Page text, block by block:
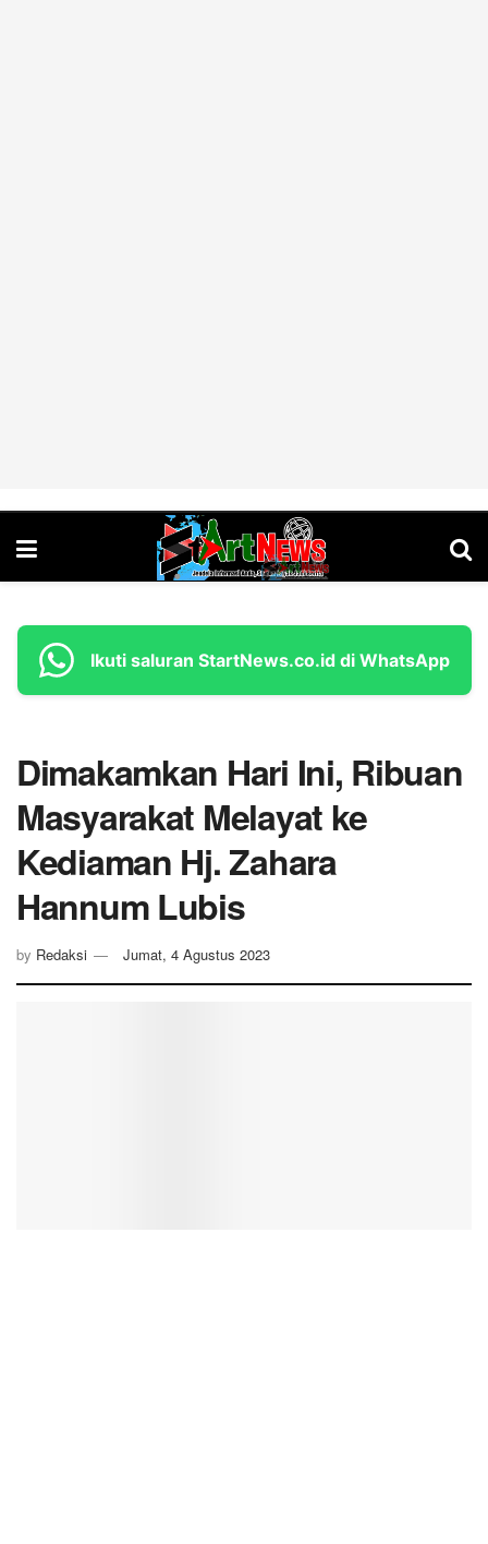
Ikuti saluran StartNews.co.id di WhatsApp
Dimakamkan Hari Ini, Ribuan
Masyarakat Melayat ke
Kediaman Hj. Zahara
Hannum Lubis
by Redaksi Jumat, 4 Agustus 2023